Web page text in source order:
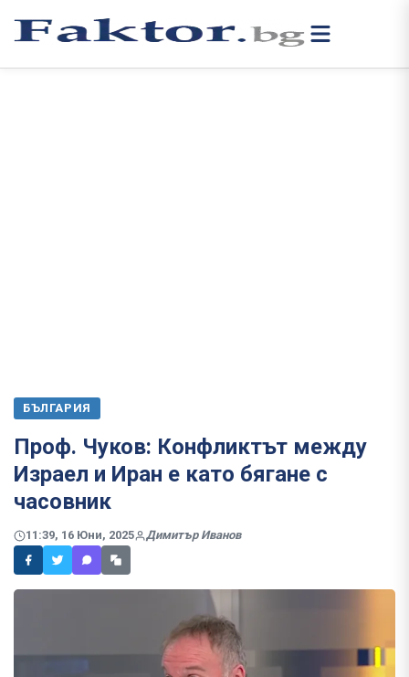
БЪЛГАРИЯ
Проф. Чуков: Конфликтът между
Израел и Иран е като бягане с
часовник
11:39, 16 Юни, 2025 Димитър Иванов